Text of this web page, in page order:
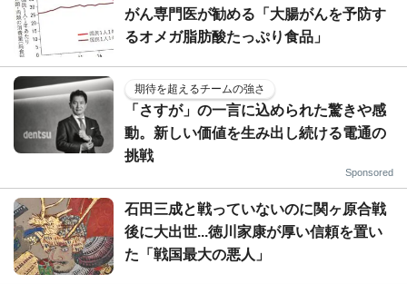
がん専門医が勧める「大腸がんを予防す
るオメガ脂肪酸たっぷり食品」
期待を超えるチームの強さ
「さすが」の一言に込められた驚きや感
動。新しい価値を生み出し続ける電通の
挑戦
Sponsored
石田三成と戦っていないのに関ヶ原合戦
後に大出世...徳川家康が厚い信頼を置い
た「戦国最大の悪人」